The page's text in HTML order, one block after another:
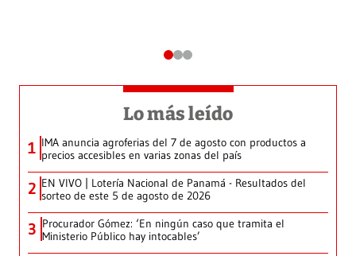
Lo más leído
1 IMA anuncia agroferias del 7 de agosto con productos a
precios accesibles en varias zonas del país
2 EN VIVO | Lotería Nacional de Panamá - Resultados del
sorteo de este 5 de agosto de 2026
3 Procurador Gómez: ‘En ningún caso que tramita el
Ministerio Público hay intocables’